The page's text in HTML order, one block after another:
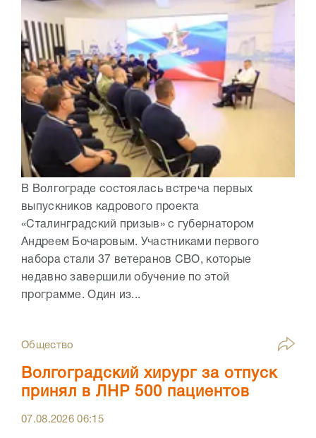
В Волгограде состоялась встреча первых
выпускников кадрового проекта
«Сталинградский призыв» с губернатором
Андреем Бочаровым. Участниками первого
набора стали 37 ветеранов СВО, которые
недавно завершили обучение по этой
программе. Один из...
Общество
Волгоградский хирург за отпуск
принял в ЛНР 500 пациентов
07.08.202606:15